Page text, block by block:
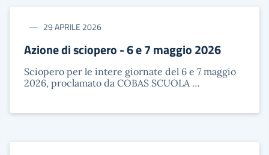
29 APRILE 2026
Azione di sciopero - 6 e 7 maggio 2026
Sciopero per le intere giornate del 6 e 7 maggio
2026, proclamato da COBAS SCUOLA …